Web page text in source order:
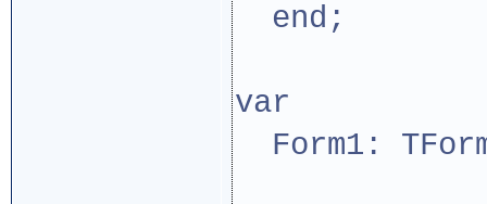
end;
var
Form1: